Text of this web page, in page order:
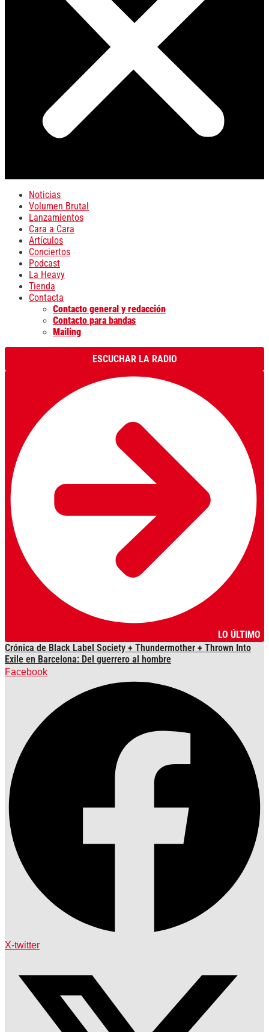
Noticias
Volumen Brutal
Lanzamientos
Cara a Cara
Artículos
Conciertos
Podcast
La Heavy
Tienda
Contacta
Contacto general y redacción
Contacto para bandas
Mailing
ESCUCHAR LA RADIO
LO ÚLTIMO
Crónica de Black Label Society + Thundermother + Thrown Into
Exile en Barcelona: Del guerrero al hombre
Facebook
X-twitter